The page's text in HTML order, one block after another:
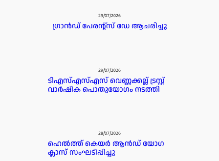
29/07/2026
ഗ്രാൻഡ് പേരൻ്റ്സ് ഡേ ആചരിച്ചു
29/07/2026
ടിഎസ്എസ്എസ് വെണ്ണക്കല്ല് ട്രസ്റ്റ്
വാർഷിക പൊതുയോഗം നടത്തി
28/07/2026
ഹെൽത്ത് കെയർ ആൻഡ് യോഗ
ക്ലാസ് സംഘടിപ്പിച്ചു